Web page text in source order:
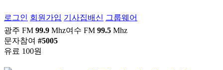
로그인 회원가입 기사집배신 그룹웨어
광주 FM 99.9 Mhz여수 FM 99.5 Mhz
문자참여 #5005
유료 100원